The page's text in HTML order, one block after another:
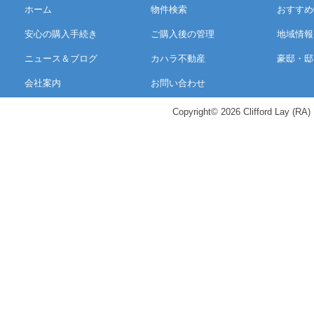
ホーム 物件検索 おすす
安心の購入手続き ご購入後の管理 地域情報
ニュース＆ブログ カハラ不動産 豪邸・
会社案内 お問い合わせ
Copyright© 2026 Clifford Lay